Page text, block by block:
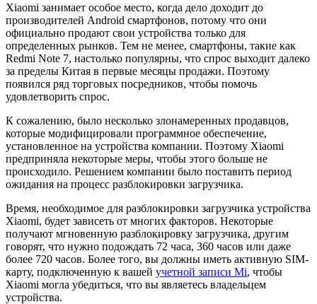
Xiaomi занимает особое место, когда дело доходит до
производителей Android смартфонов, потому что они
официально продают свои устройства только для
определенных рынков. Тем не менее, смартфоны, такие как
Redmi Note 7, настолько популярны, что спрос выходит далеко
за пределы Китая в первые месяцы продажи. Поэтому
появился ряд торговых посредников, чтобы помочь
удовлетворить спрос.
К сожалению, было несколько злонамеренных продавцов,
которые модифицировали программное обеспечение,
установленное на устройства компании. Поэтому Xiaomi
предприняла некоторые меры, чтобы этого больше не
происходило. Решением компании было поставить период
ожидания на процесс разблокировки загрузчика.
Время, необходимое для разблокировки загрузчика устройства
Xiaomi, будет зависеть от многих факторов. Некоторые
получают мгновенную разблокировку загрузчика, другим
говорят, что нужно подождать 72 часа, 360 часов или даже
более 720 часов. Более того, вы должны иметь активную SIM-
карту, подключенную к вашей учетной записи Mi, чтобы
Xiaomi могла убедиться, что вы являетесь владельцем
устройства.